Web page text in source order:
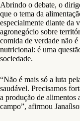
Abrindo o debate, o
que o tema da
especialmente diante da
agronegócio sobre
comida de verdade não
nutricional: é uma
sociedade.
“Não é mais só a luta
saudável. Precisamos
a produção de alimentos
campo”, afirmou